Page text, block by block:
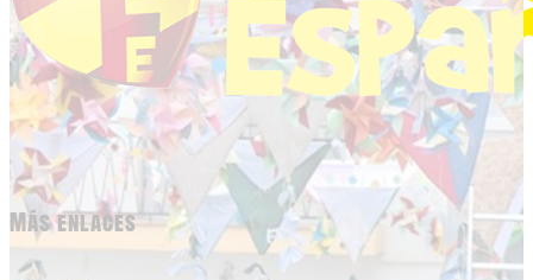
Más enlaces